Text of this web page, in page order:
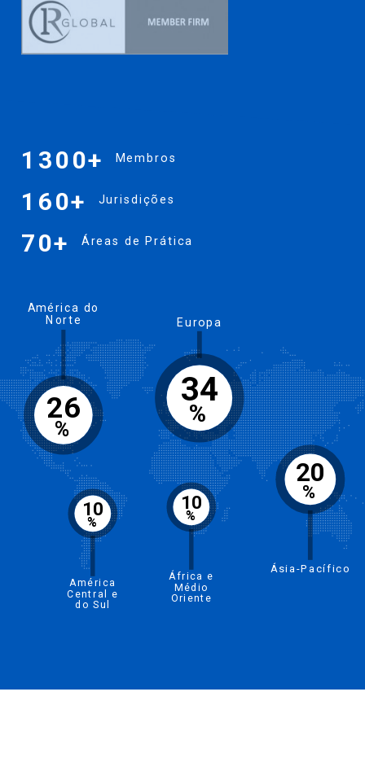
1300+ Membros
160+ Jurisdições
70+ Áreas de Prática
América do
Norte
26
%
América
Central e
do Sul
10
%
Europa
34
%
África e
Médio
Oriente
10
%
Ásia-Pacífico
20
%